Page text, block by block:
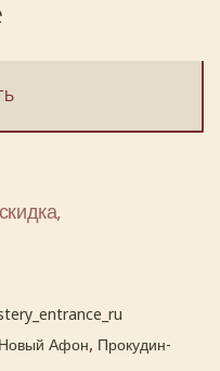
Новый Афон, Прокудин-